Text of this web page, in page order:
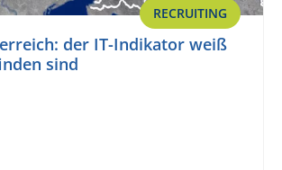
RECRUITING
der IT-Indikator weiß
sind